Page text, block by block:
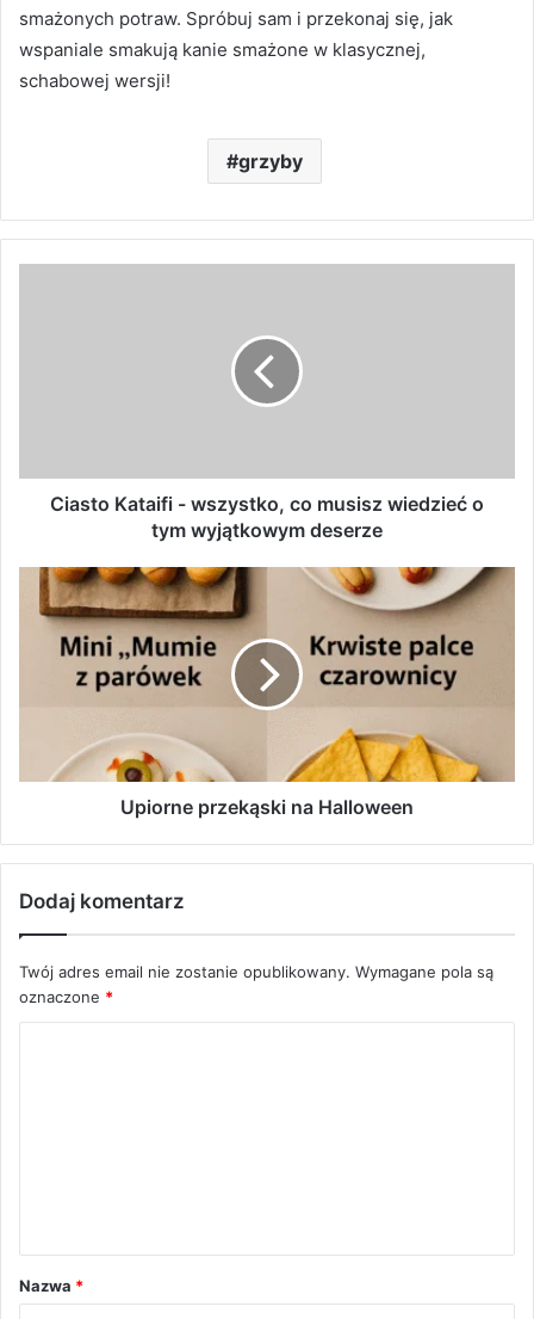
smażonych potraw. Spróbuj sam i przekonaj się, jak
wspaniale smakują kanie smażone w klasycznej,
schabowej wersji!
grzyby
Ciasto Kataifi - wszystko, co musisz wiedzieć o
tym wyjątkowym deserze
Upiorne przekąski na Halloween
Dodaj komentarz
Twój adres email nie zostanie opublikowany. Wymagane pola są
oznaczone *
a
r
Nazwa *